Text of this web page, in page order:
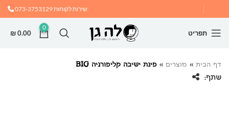
שירות לקוחות073-3753129
תפריט
0
₪0.00
דף הבית » מוצרים » פינת ישיבה קליפורניה BIG
שתף: